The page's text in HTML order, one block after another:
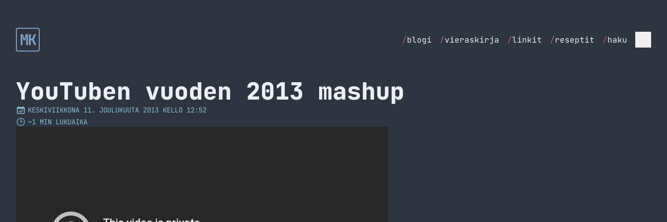
MK /blogi /vieraskirja /linkit /reseptit /haku
YouTuben vuoden 2013 mashup
KESKIVIIKKONA 11. JOULUKUUTA 2013 KELLO 12:52
~1 MIN LUKUAIKA